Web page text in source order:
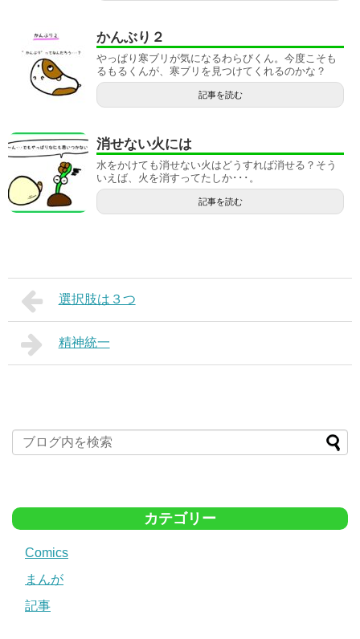
かんぶり２
やっぱり寒ブリが気になるわらびくん。今度こそも
るもるくんが、寒ブリを見つけてくれるのかな？
記事を読む
消せない火には
水をかけても消せない火はどうすれば消せる？そう
いえば、火を消すってたしか･･･。
記事を読む
選択肢は３つ
精神統一
カテゴリー
Comics
まんが
記事